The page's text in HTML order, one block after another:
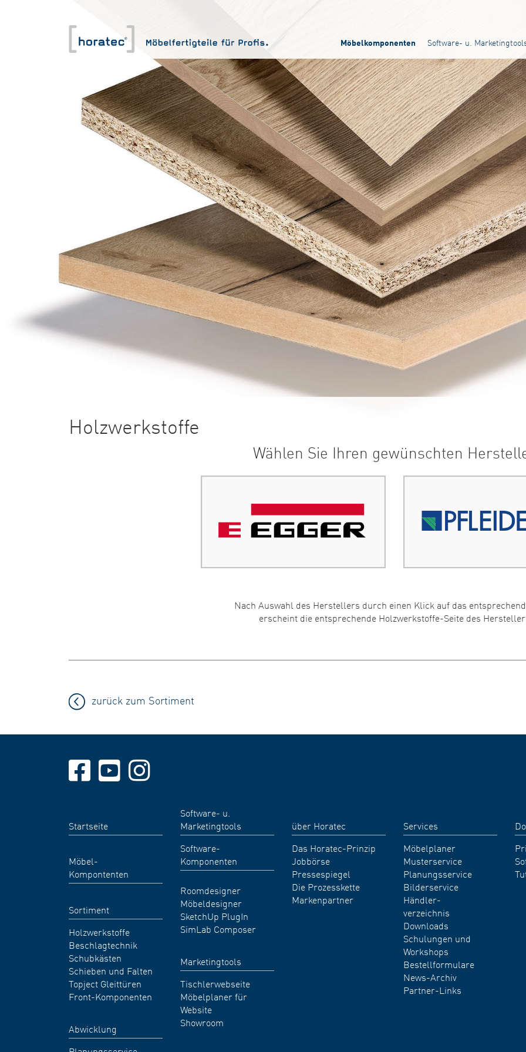
Möbelkomponenten Software- u.
Holzwerkstoffe
Wählen Sie Ihren gewünschten
Nach Auswahl des Herstellers durch einen Klick auf das
erscheint die entsprechende Holzwerkstoffe-Seite des
zurück zum Sortiment
Startseite
Möbel-
Kompontenten
Sortiment
Holzwerkstoffe
Beschlagtechnik
Schubkästen
Schieben und Falten
Topject Gleittüren
Front-Komponenten
Abwicklung
Software- u.
Marketingtools
Software-
Komponenten
Roomdesigner
Möbeldesigner
SketchUp PlugIn
SimLab Composer
Marketingtools
Tischlerwebseite
Möbelplaner für
Website
Showroom
über Horatec
Das Horatec-Prinzip
Jobbörse
Pressespiegel
Die Prozesskette
Markenpartner
Services
Möbelplaner
Musterservice
Planungsservice
Bilderservice
Händler-
verzeichnis
Downloads
Schulungen und
Workshops
Bestellformulare
News-Archiv
Partner-Links